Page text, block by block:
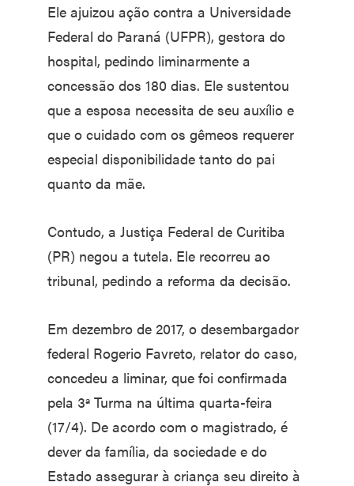
Ele ajuizou ação contra a Universidade
Federal do Paraná (UFPR), gestora do
hospital, pedindo liminarmente a
concessão dos 180 dias. Ele sustentou
que a esposa necessita de seu auxílio e
que o cuidado com os gêmeos requerer
especial disponibilidade tanto do pai
quanto da mãe.
Contudo, a Justiça Federal de Curitiba
(PR) negou a tutela. Ele recorreu ao
tribunal, pedindo a reforma da decisão.
Em dezembro de 2017, o desembargador
federal Rogerio Favreto, relator do caso,
concedeu a liminar, que foi confirmada
pela 3ª Turma na última quarta-feira
(17/4). De acordo com o magistrado, é
dever da família, da sociedade e do
Estado assegurar à criança seu direito à